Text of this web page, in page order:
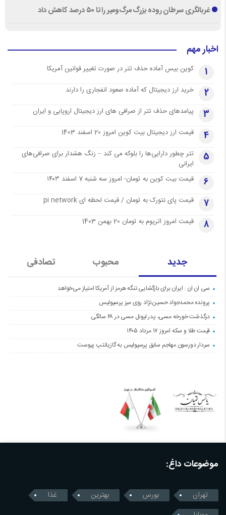
غربالگری سرطان روده بزرگ مرگ‌ومیر را تا ۵۰ درصد کاهش داد
اخبار مهم
1 کوین بیس آماده حذف تتر در صورت تغییر قوانین آمریکا
2 خرید ارز دیجیتال که آماده صعود انفجاری را دارند
3 پیامدهای حذف تتر از صرافی های ارز دیجیتال اروپایی و ایران
4 قیمت ارز دیجیتال بیت کوین امروز 20 اسفند 1403
5
تتر چطور دارایی‌ها را بلوکه می کند – زنگ هشدار برای صرافی‌های
ایرانی
6 قیمت بیت کوین به تومان- امروز سه شنبه 7 اسفند ۱۴۰۳
7 قیمت پای نتورک به تومان / قیمت لحظه ای pi network
8 قیمت امروز اتریوم به تومان 20 بهمن 1403
جدید محبوب تصادفی
سی ان ان : ایران برای بازگشایی تنگه هرمز از آمریکا امتیاز می‌خواهد
پرونده محمدجواد حسین‌نژاد روی میز پرسپولیس
درگذشت خورخه مسی، پدر لیونل مسی در ۶۸ سالگی
قیمت طلا و سکه امروز ۱۷ مرداد ۱۴۰۵
سردار دورسون مهاجم سابق پرسپولیس به گازیانتپ پیوست
موضوعات داغ:
تهران بورس بهترین
غذا